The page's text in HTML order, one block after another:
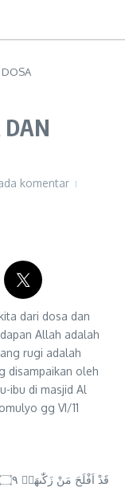
DOSA
DAN
komentar
dari dosa dan
Allah adalah
rugi adalah
disampaikan oleh
ibu di masjid Al
gg VI/11
قَدْ اَفْلَحَ مَنْ زَكّٰىهَاۖ ۝٩